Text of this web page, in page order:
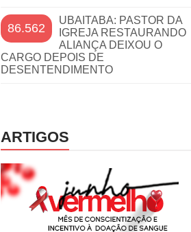
86.562
UBAITABA: PASTOR DA
IGREJA RESTAURANDO
ALIANÇA DEIXOU O
CARGO DEPOIS DE
DESENTENDIMENTO
ARTIGOS